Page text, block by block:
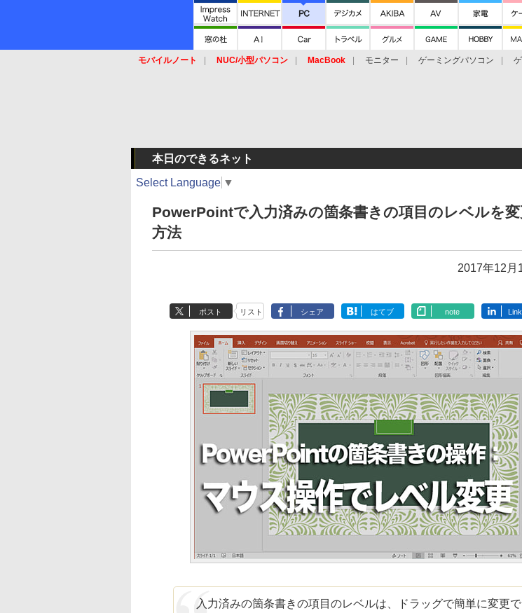
モバイルノート NUC/小型パソコン MacBook モニター ゲーミングパソコン
本日のできるネット
Select Language ▼
PowerPointで入力済みの箇条書きの項目のレベルを変
方法
2017年12月
ポスト リスト シェア はてブ note
入力済みの箇条書きの項目のレベルは、ドラッグで簡単に変更で